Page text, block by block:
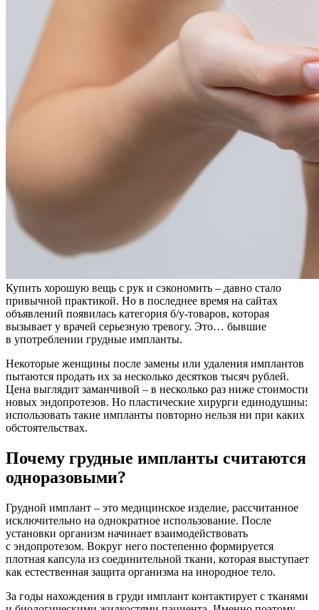
Купить хорошую вещь с рук и сэкономить – давно стало
привычной практикой. Но в последнее время на сайтах
объявлений появилась категория б/у-товаров, которая
вызывает у врачей серьезную тревогу. Это… бывшие
в употреблении грудные импланты.
Некоторые женщины после замены или удаления имплантов
пытаются продать их за несколько десятков тысяч рублей.
Цена выглядит заманчивой – в несколько раз ниже стоимости
новых эндопротезов. Но пластические хирурги единодушны:
использовать такие импланты повторно нельзя ни при каких
обстоятельствах.
Почему грудные импланты считаются
одноразовыми?
Грудной имплант – это медицинское изделие, рассчитанное
исключительно на однократное использование. После
установки организм начинает взаимодействовать
с эндопротезом. Вокруг него постепенно формируется
плотная капсула из соединительной ткани, которая выступает
как естественная защита организма на инородное тело.
За годы нахождения в груди имплант контактирует с тканями